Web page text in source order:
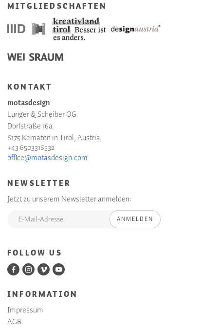
MITGLIEDSCHAFTEN
KONTAKT
motasdesign
Lunger & Scheiber OG
Dorfstraße 16a
6175 Kematen in Tirol, Austria
+43 6503316532
office@motasdesign.com
NEWSLETTER
Jetzt zu unserem Newsletter anmelden:
ANMELDEN
FOLLOW US
INFORMATION
Impressum
AGB